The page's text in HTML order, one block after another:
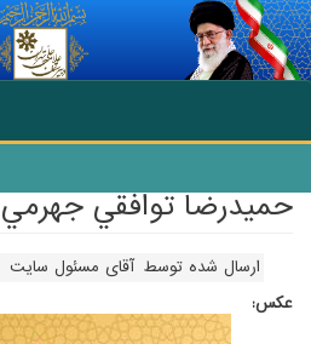
انتقال به محتوای اصلی
حميدرضا توافقي جهرمي
ارسال شده توسط آقای مسئول سایت
عکس: